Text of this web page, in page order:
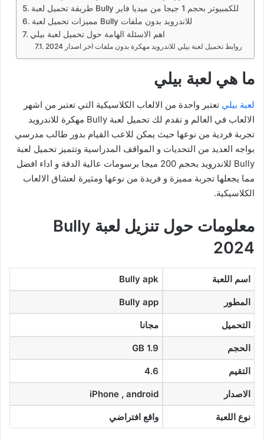
طريقة تحميل لعبة Bully للكمبيوتر بحجم 1 جيجا من ميديا فاير
مميزات تحميل لعبة Bully للاندرويد بدون ملفات
اهم الاسئلة الهامة حول تحميل لعبة بيلي
روابط تحميل لعبة بيلي للاندرويد مهكرة بدون ملفات اخر اصدار 2024
ما هي لعبة بيلي
لعبة بيلي تعتبر واحدة من الالعاب الكلاسيكية التي تعتبر من اشهر
الالعاب في العالم و تقدم لك تحميل لعبة Bully مهكرة للاندرويد
تجربة فردية من نوعها حيث يمكن للاعب القيام بدور طالب مدرسي
بواجه العديد من التحديات و المواقف المدراسية وتتميز تحميل لعبة
Bully للاندرويد بحجم 200 ميجا برسومات عالية الدقة و اداء افضل
مما يجعلها تجربة مميزة و فريدة من نوعها ومثيرة لعشاق الالعاب
الكلاسيكية.
معلومات حول تنزيل لعبة Bully
2024
اسم اللعبة Bully apk
المطور Bully app
التحميل مجانا
الحجم 1.9 GB
التقيم 4.6
الاصدار iPhone , android
نوع اللعبة واقع افتراضي